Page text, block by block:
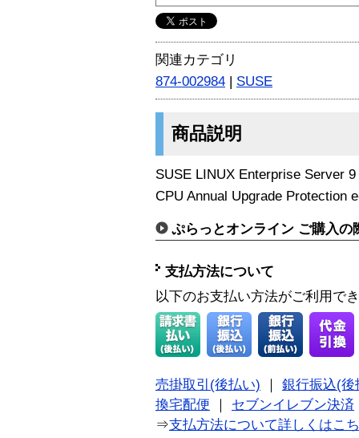
関連カテゴリ
874-002984 | SUSE
商品説明
SUSE LINUX Enterprise Server
CPU Annual Upgrade Protection
ぷらっとオンライン ご購入の
支払方法について
以下のお支払い方法がご利用で
売掛取引(後払い)
銀行振込(後
換宅配便
セブンイレブン決済
⇒支払方法について詳しくはこ